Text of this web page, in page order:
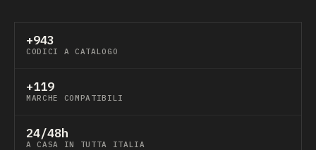
+943
CODICI A CATALOGO
+119
MARCHE COMPATIBILI
24/48h
A CASA IN TUTTA ITALIA